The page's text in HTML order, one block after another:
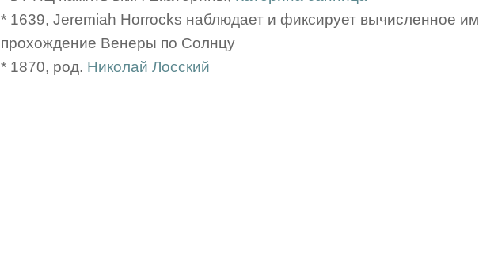
* 1639, Jeremiah Horrocks наблюдает и фиксирует вычисленное им
прохождение Венеры по Солнцу
* 1870, род. Николай Лосский